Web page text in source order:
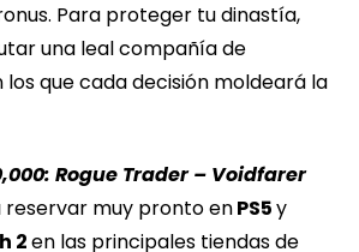
Para proteger tu dinastía,
una leal compañía de
que cada decisión moldeará la
Rogue Trader – Voidfarer
reservar muy pronto enPS5y
2en las principales tiendas de